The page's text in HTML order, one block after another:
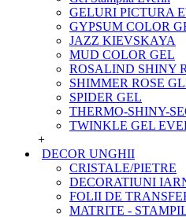
GELURI PICTURA
GYPSUM COLOR
JAZZ KIEVSKAYA
MUD COLOR GEL
ROSALIND SHINY
SHIMMER ROSE
SPIDER GEL
THERMO-SHINY-
TWINKLE GEL
+
DECOR UNGHII
CRISTALE/PIETRE
DECORATIUNI
FOLII DE
MATRITE -